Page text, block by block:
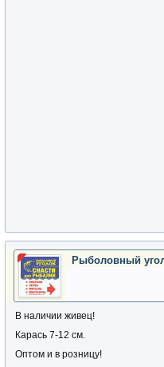
Рыболовный
В наличии живец!
Карась 7-12 см.
Оптом и в розницу!